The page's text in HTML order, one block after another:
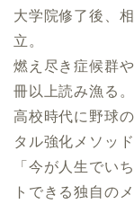
大学院修了後、
立。
燃え尽き症候群
冊以上読み漁る。
高校時代に野球
タル強化メソッ
「今が人生でい
トできる独自の